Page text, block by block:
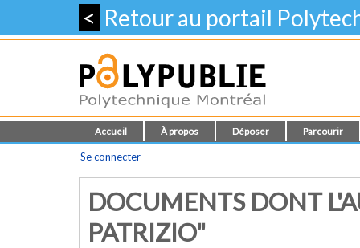
< Retour au portail
Accueil À propos Déposer Parcourir
Se connecter
DOCUMENTS DONT
PATRIZIO"